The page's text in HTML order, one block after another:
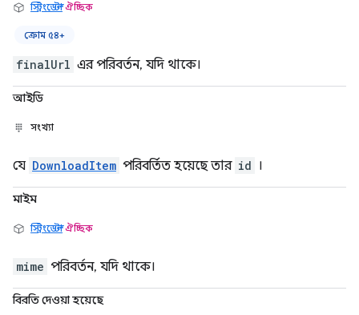
স্ট্রিংডেল্টা ঐচ্ছিক
ক্রোম ৫৪+
finalUrl এর পরিবর্তন, যদি থাকে।
আইডি
সংখ্যা
যে DownloadItem পরিবর্তিত হয়েছে তার id ।
মাইম
স্ট্রিংডেল্টা ঐচ্ছিক
mime পরিবর্তন, যদি থাকে।
বিরতি দেওয়া হয়েছে